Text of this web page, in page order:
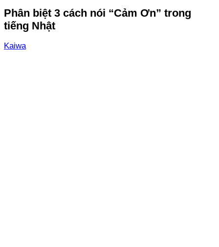
Phân biệt 3 cách nói “Cảm Ơn” trong
tiếng Nhật
Kaiwa